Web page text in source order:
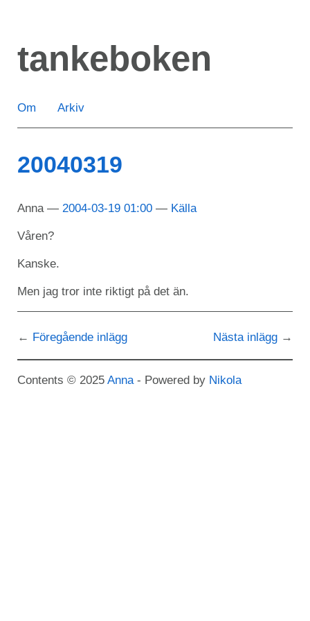
huvudinnehåll
tankeboken
Om Arkiv
20040319
Anna 2004-03-19 01:00 Källa
Våren?
Kanske.
Men jag tror inte riktigt på det än.
Föregående inlägg Nästa inlägg
Contents © 2025 Anna - Powered by Nikola